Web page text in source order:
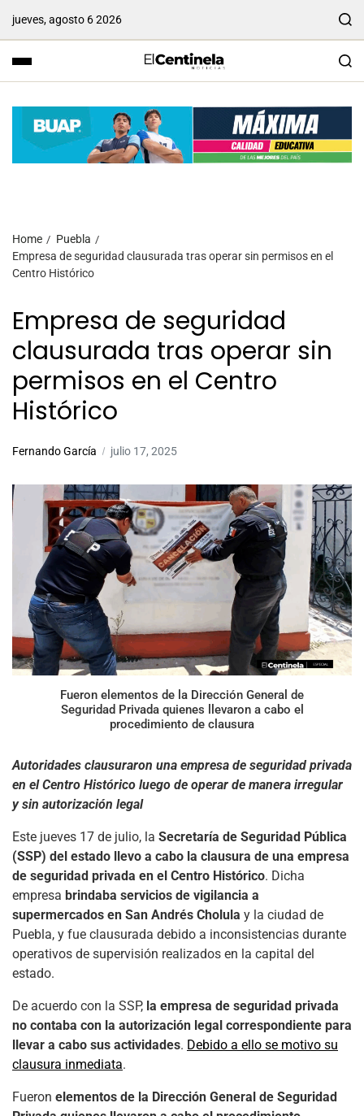
jueves, agosto 6 2026
Home
Puebla
Empresa de seguridad clausurada tras operar sin permisos en el
Centro Histórico
Empresa de seguridad
clausurada tras operar sin
permisos en el Centro
Histórico
Fernando García julio 17, 2025
Fueron elementos de la Dirección General de
Seguridad Privada quienes llevaron a cabo el
procedimiento de clausura
Autoridades clausuraron una empresa de seguridad privada
en el Centro Histórico luego de operar de manera irregular
y sin autorización legal
Este jueves 17 de julio, la Secretaría de Seguridad Pública
(SSP) del estado llevo a cabo la clausura de una empresa
de seguridad privada en el Centro Histórico. Dicha
empresa brindaba servicios de vigilancia a
supermercados en San Andrés Cholula y la ciudad de
Puebla, y fue clausurada debido a inconsistencias durante
operativos de supervisión realizados en la capital del
estado.
De acuerdo con la SSP, la empresa de seguridad privada
no contaba con la autorización legal correspondiente para
llevar a cabo sus actividades. Debido a ello se motivo su
clausura inmediata.
Fueron elementos de la Dirección General de Seguridad